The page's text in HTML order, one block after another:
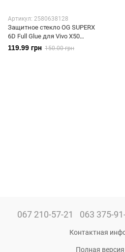
Артикул: 2580638128
Защитное стекло OG SUPERX
6D Full Glue для Vivo X50
полноэкранное черное
119.99 грн 150.00 грн
067 210-57-21 063 375-
Контактная
Полная